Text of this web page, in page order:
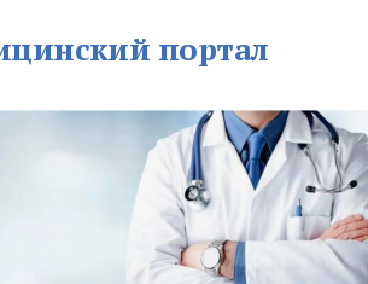
портал